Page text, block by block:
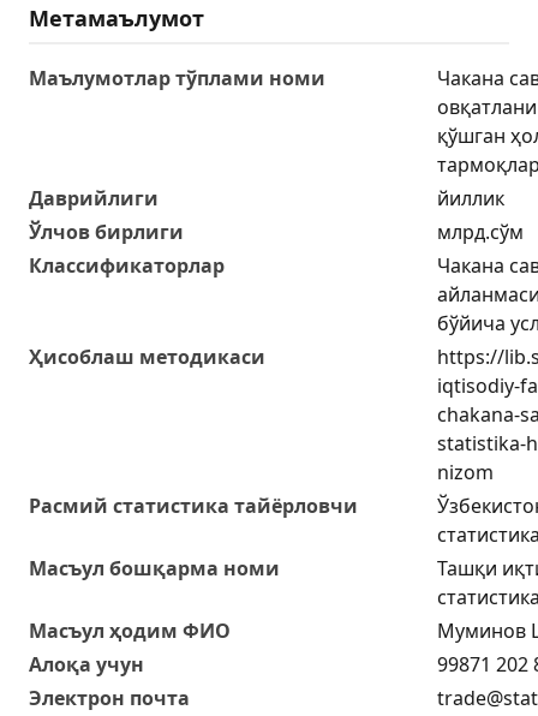
Метамаълумот
Маълумотлар тўплами номи
Чакана
қўшган
Даврийлиги
йиллик
Ўлчов бирлиги
млрд.сўм
Классификаторлар
Чакана
бўйича
Ҳисоблаш методикаси
https://
iqtisodiy-
chakana-
statistika-
nizom
Расмий статистика тайёрловчи
Масъул бошқарма номи
Ташқи
Масъул ҳодим ФИО
Муминов
Алоқа учун
99871 202
Электрон почта